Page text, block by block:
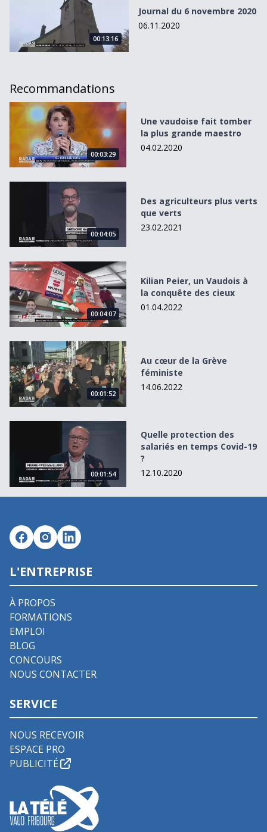
00:13:16
Journal du 6 novembre 2020
06.11.2020
Recommandations
Une vaudoise fait tomber la plus grande maestro
00:03:29
Une vaudoise fait tomber
la plus grande maestro
04.02.2020
Des agriculteurs plus verts que verts
00:04:05
Des agriculteurs plus verts
que verts
23.02.2021
Kilian Peier, un Vaudois à la conquête des cieux
00:04:07
Kilian Peier, un Vaudois à
la conquête des cieux
01.04.2022
Au cœur de la Grève féministe
00:01:52
Au cœur de la Grève
féministe
14.06.2022
Quelle protection des salariés en temps Covid-19 ?
00:01:54
Quelle protection des
salariés en temps Covid-19
?
12.10.2020
L'ENTREPRISE
À PROPOS
FORMATIONS
EMPLOI
BLOG
CONCOURS
NOUS CONTACTER
SERVICE
NOUS RECEVOIR
ESPACE PRO
PUBLICITÉ